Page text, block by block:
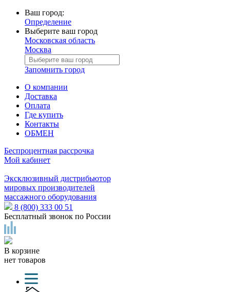
Ваш город:
Определение
Выберите ваш город
Московская область
Москва
Запомнить город
О компании
Доставка
Оплата
Где купить
Контакты
ОБМЕН
Беспроцентная рассрочка
Мой кабинет
Эксклюзивный дистрибьютор
мировых производителей
массажного оборудования
8 (800) 333 00 51
Бесплатный звонок по России
В корзине
нет товаров